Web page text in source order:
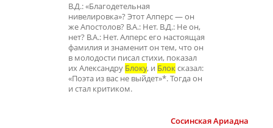
В.Д.: «Благодетельная
нивелировка»? Этот Алперс — он
же Апостолов? В.А.: Нет. В.Д.: Не он,
нет? В.А.: Нет. Алперс его настоящая
фамилия и знаменит он тем, что он
в молодости писал стихи, показал
их Александру Блоку, и Блоксказал:
«Поэта из вас не выйдет»*. Тогда он
и стал критиком.
СосинскаяАриадна